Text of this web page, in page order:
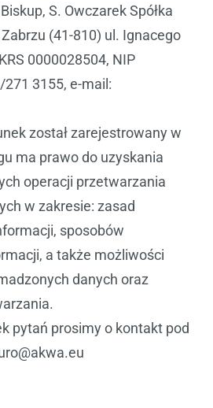
S. Owczarek Spółka
(41-810) ul. Ignacego
0000028504, NIP
3155, e-mail:
został zarejestrowany w
ma prawo do uzyskania
operacji przetwarzania
w zakresie: zasad
sposobów
a także możliwości
danych oraz
pytań prosimy o kontakt pod